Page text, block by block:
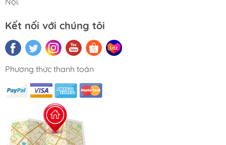
Kết nối với chúng tôi
Phương thức thanh toán